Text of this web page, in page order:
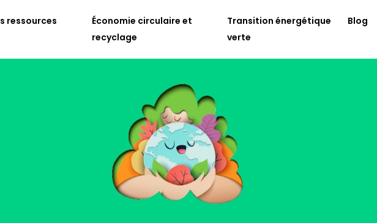
ressources
Économie circulaire et
recyclage
Transition énergétique
verte
Blog